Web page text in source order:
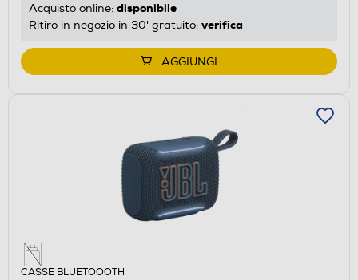
Acquisto online: disponibile
Ritiro in negozio in 30' gratuito: verifica
AGGIUNGI
CASSE BLUETOOOTH